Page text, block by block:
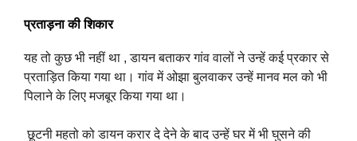
प्रताड़ना की शिकार
यह तो कुछ भी नहीं था , डायन बताकर गांव वालों ने उन्हें कई प्रकार से
प्रताड़ित किया गया था। गांव में ओझा बुलवाकर उन्हें मानव मल को भी
पिलाने के लिए मजबूर किया गया था।
छूटनी महतो को डायन करार दे देने के बाद उन्हें घर में भी घुसने की